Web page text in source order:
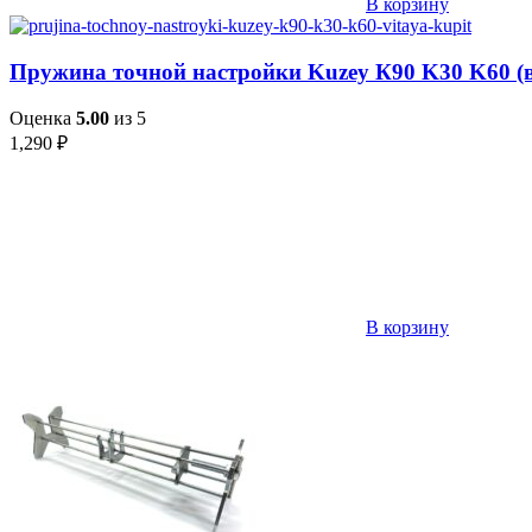
В корзину
Пружина точной настройки Kuzey К90 K30 K60
Оценка 5.00 из 5
1,290 ₽
В корзину